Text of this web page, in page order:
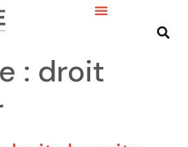
: droit